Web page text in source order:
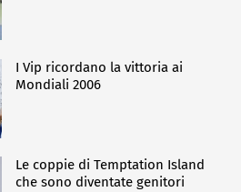
I Vip ricordano la vittoria ai
Mondiali 2006
Le coppie di Temptation Island
che sono diventate genitori